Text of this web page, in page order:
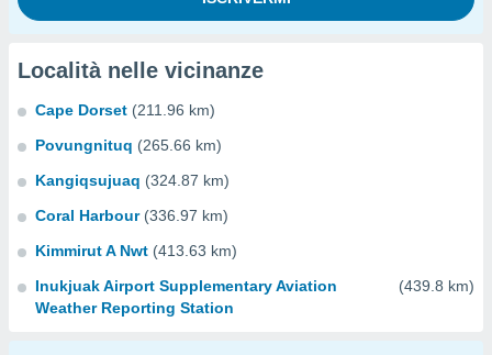
Località nelle vicinanze
Cape Dorset (211.96 km)
Povungnituq (265.66 km)
Kangiqsujuaq (324.87 km)
Coral Harbour (336.97 km)
Kimmirut A Nwt (413.63 km)
Inukjuak Airport Supplementary Aviation
Weather Reporting Station
(439.8 km)